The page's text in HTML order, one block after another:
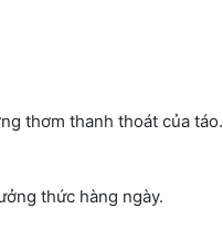
thơm thanh thoát của táo.
thức hàng ngày.